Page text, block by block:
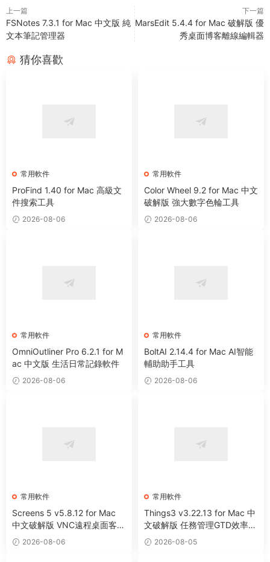
上一篇
FSNotes 7.3.1 for Mac 中文版 純
文本筆記管理器
下一篇
MarsEdit 5.4.4 for Mac 破解版 優
秀桌面博客離線編輯器
猜你喜歡
常用軟件
ProFind 1.40 for Mac 高級文
件搜索工具
2026-08-06
常用軟件
Color Wheel 9.2 for Mac 中文
破解版 強大數字色輪工具
2026-08-06
常用軟件
OmniOutliner Pro 6.2.1 for M
ac 中文版 生活日常記錄軟件
2026-08-06
常用軟件
BoltAI 2.14.4 for Mac AI智能
輔助助手工具
2026-08-06
常用軟件
Screens 5 v5.8.12 for Mac
中文破解版 VNC遠程桌面客戶
端應用程序
2026-08-06
常用軟件
Things3 v3.22.13 for Mac 中
文破解版 任務管理GTD效率工
具 2026-08-05